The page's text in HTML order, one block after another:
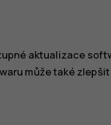
aktualizace
může také